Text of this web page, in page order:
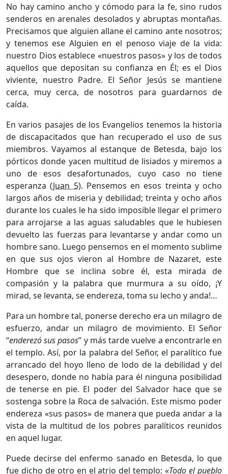
No hay camino ancho y cómodo para la fe, sino rudos
senderos en arenales desolados y abruptas montañas.
Precisamos que alguien allane el camino ante nosotros;
y tenemos ese Alguien en el penoso viaje de la vida:
nuestro Dios establece «nuestros pasos» y los de todos
aquellos que depositan su confianza en Él; es el Dios
viviente, nuestro Padre. El Señor Jesús se mantiene
cerca, muy cerca, de nosotros para guardarnos de
caída.
En varios pasajes de los Evangelios tenemos la historia
de discapacitados que han recuperado el uso de sus
miembros. Vayamos al es­tanque de Betesda, bajo los
pórticos donde yacen multitud de lisiados y miremos a
uno de esos desafortunados, cuyo caso no tiene
esperanza (Juan 5). Pensemos en esos treinta y ocho
largos años de miseria y debilidad; treinta y ocho años
durante los cuales le ha sido imposible llegar el primero
para arrojarse a las aguas saludables que le hubiesen
devuelto las fuerzas para levantarse y andar como un
hombre sano. Luego pensemos en el momento sublime
en que sus ojos vieron al Hombre de Nazaret, este
Hombre que se inclina so­bre él, esta mirada de
compasión y la palabra que murmura a su oído, ¡Y
mirad, se levanta, se endereza, toma su lecho y anda!…
Para un hombre tal, ponerse derecho era un milagro de
esfuerzo, andar un milagro de movimiento. El Señor
“enderezó sus pasos” y más tarde vuelve a encontrarle en
el templo. Así, por la palabra del Señor, el paralítico fue
arrancado del hoyo lleno de lodo de la debilidad y del
desespero, donde no había para él ninguna posibilidad
de tenerse en pie. El poder del Salvador hace que se
sostenga sobre la Roca de salvación. Este mismo poder
endereza «sus pasos» de manera que pueda andar a la
vista de la multitud de los pobres paralíticos reunidos
en aquel lugar.
Puede decirse del enfermo sanado en Betesda, lo que
fue dicho de otro en el atrio del templo: «Todo el pueblo